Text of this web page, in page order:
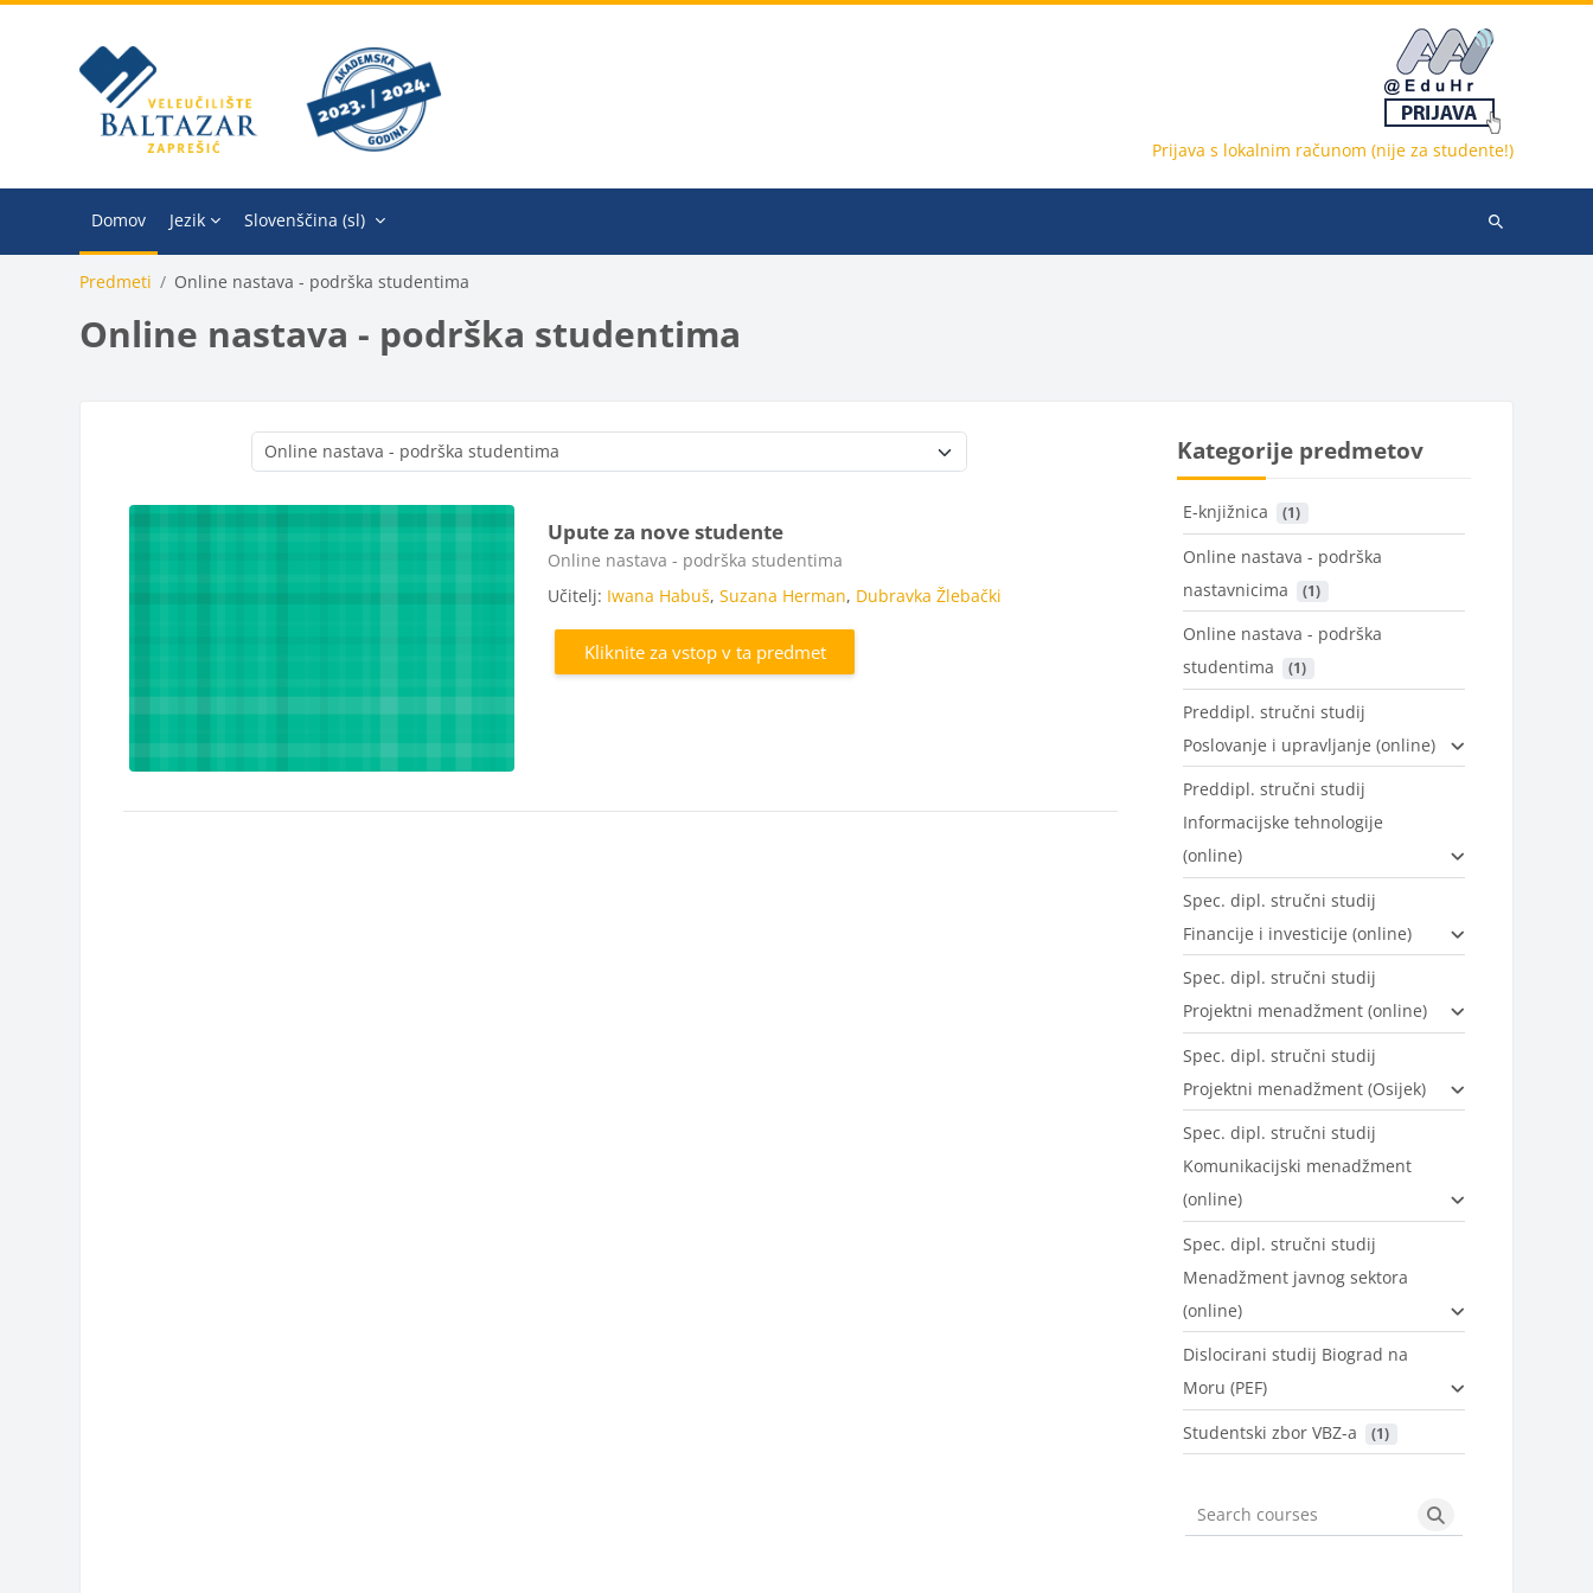
Prijava s lokalnim računom (nije za studente!)
Domov Jezik Slovenščina ‎(sl)‎
Išči
Predmeti Online nastava - podrška studentima
Online nastava - podrška studentima
Upute za nove studente
Kategorija predmeta
Online nastava - podrška studentima
Učitelj: Iwana Habuš,Suzana Herman, Dubravka Žlebački
Kliknite za vstop v ta predmet
Kategorije predmetov
E-knjižnica (1)
Online nastava - podrška
nastavnicima
(1)
Online nastava - podrška
studentima
(1)
Preddipl. stručni studij
Poslovanje i upravljanje (online)
Preddipl. stručni studij
Informacijske tehnologije
(online)
Spec. dipl. stručni studij
Financije i investicije (online)
Spec. dipl. stručni studij
Projektni menadžment (online)
Spec. dipl. stručni studij
Projektni menadžment (Osijek)
Spec. dipl. stručni studij
Komunikacijski menadžment
(online)
Spec. dipl. stručni studij
Menadžment javnog sektora
(online)
Dislocirani studij Biograd na
Moru (PEF)
Studentski zbor VBZ-a
(1)
Search courses Search courses